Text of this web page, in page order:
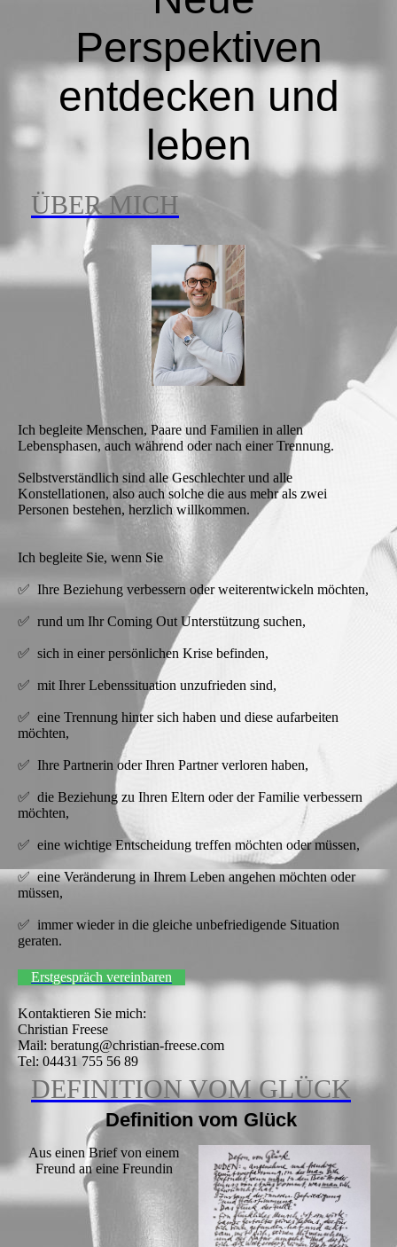
Perspektiven
entdecken und
leben
ÜBER MICH
Ich begleite Menschen, Paare und Familien in allen
Lebensphasen, auch während oder nach einer Trennung.
Selbstverständlich sind alle Geschlechter und alle
Konstellationen, also auch solche die aus mehr als zwei
Personen bestehen, herzlich willkommen.
Ich begleite Sie, wenn Sie
✅ Ihre Beziehung verbessern oder weiterentwickeln möchten,
✅ rund um Ihr Coming Out Unterstützung suchen,
✅ sich in einer persönlichen Krise befinden,
✅ mit Ihrer Lebenssituation unzufrieden sind,
✅ eine Trennung hinter sich haben und diese aufarbeiten
möchten,
✅ Ihre Partnerin oder Ihren Partner verloren haben,
✅ die Beziehung zu Ihren Eltern oder der Familie verbessern
möchten,
✅ eine wichtige Entscheidung treffen möchten oder müssen,
✅ eine Veränderung in Ihrem Leben angehen möchten oder
müssen,
✅ immer wieder in die gleiche unbefriedigende Situation
geraten.
Erstgespräch vereinbaren
Kontaktieren Sie mich:
Christian Freese
Mail: beratung@christian-freese.com
Tel: 04431 755 56 89
DEFINITION VOM GLÜCK
Definition vom Glück
Aus einen Brief von einem
Freund an eine Freundin